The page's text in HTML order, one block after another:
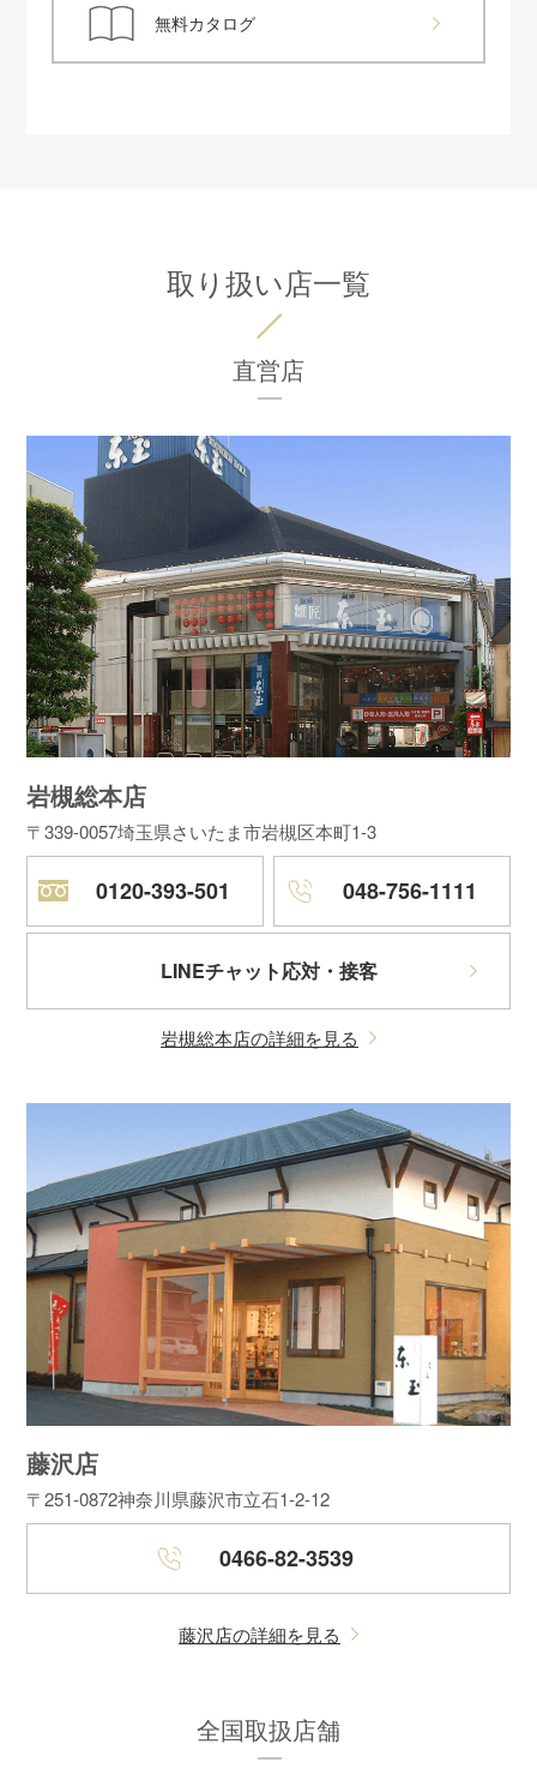
無料カタログ
取り扱い店一覧
直営店
岩槻総本店
〒339-0057埼玉県さいたま市岩槻区本町1-3
0120-393-501 048-756-1111
LINEチャット応対・接客
岩槻総本店の詳細を見る
藤沢店
〒251-0872神奈川県藤沢市立石1-2-12
0466-82-3539
藤沢店の詳細を見る
全国取扱店舗